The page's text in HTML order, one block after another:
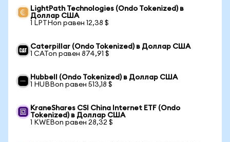
LightPath Technologies (Ondo Tokenized) в
Доллар США
1 LPTHon равен 12,38 $
Caterpillar (Ondo Tokenized) в Доллар США
1 CATon равен 874,91 $
Hubbell (Ondo Tokenized) в Доллар США
1 HUBBon равен 513,18 $
KraneShares CSI China Internet ETF (Ondo
Tokenized) в Доллар США
1 KWEBon равен 28,32 $